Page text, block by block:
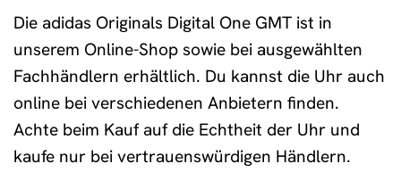
Die adidas Originals Digital One GMT ist in
unserem Online-Shop sowie bei ausgewählten
Fachhändlern erhältlich. Du kannst die Uhr auch
online bei verschiedenen Anbietern finden.
Achte beim Kauf auf die Echtheit der Uhr und
kaufe nur bei vertrauenswürdigen Händlern.